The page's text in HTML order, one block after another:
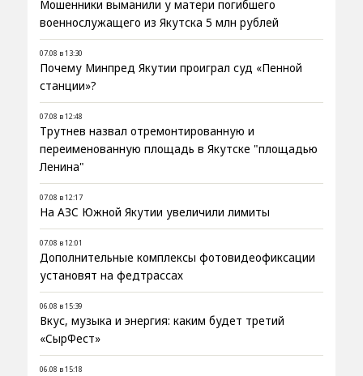
Мошенники выманили у матери погибшего
военнослужащего из Якутска 5 млн рублей
07.08 в 13:30
Почему Минпред Якутии проиграл суд «Пенной
станции»?
07.08 в 12:48
Трутнев назвал отремонтированную и
переименованную площадь в Якутске "площадью
Ленина"
07.08 в 12:17
На АЗС Южной Якутии увеличили лимиты
07.08 в 12:01
Дополнительные комплексы фотовидеофиксации
установят на федтрассах
06.08 в 15:39
Вкус, музыка и энергия: каким будет третий
«СырФест»
06.08 в 15:18